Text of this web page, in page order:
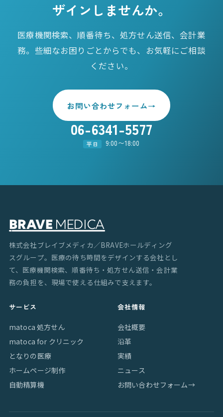
ザインしませんか。
医療機関検索、順番待ち、処方せん送信、会計業
務。些細なお困りごとからでも、お気軽にご相談
ください。
お問い合わせフォーム→
06-6341-5577
平日 9:00〜18:00
株式会社ブレイブメディカ／BRAVEホールディング
スグループ。医療の待ち時間をデザインする会社とし
て、医療機関検索、順番待ち・処方せん送信・会計業
務の負担を、現場で使える仕組みで支えます。
サービス
matoca 処方せん
matoca for クリニック
となりの医療
ホームページ制作
自動精算機
会社情報
会社概要
沿革
実績
ニュース
お問い合わせフォーム→